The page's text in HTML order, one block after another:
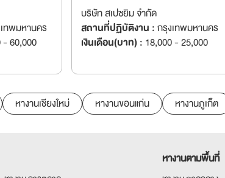
ทพมหานคร
- 60,000
บริษัท สเปซยิม จำกัด
สถานที่ปฏิบัติงาน :กรุงเทพมหานคร
เงินเดือน(บาท) : 18,000 - 25,000
หางานเชียงใหม่ หางานขอนแก่น หางานภูเก็ต
หางานตามพื้นที่